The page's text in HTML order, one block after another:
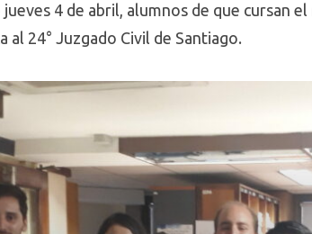
jueves 4 de abril, alumnos de que cursan
al 24° Juzgado Civil de Santiago.